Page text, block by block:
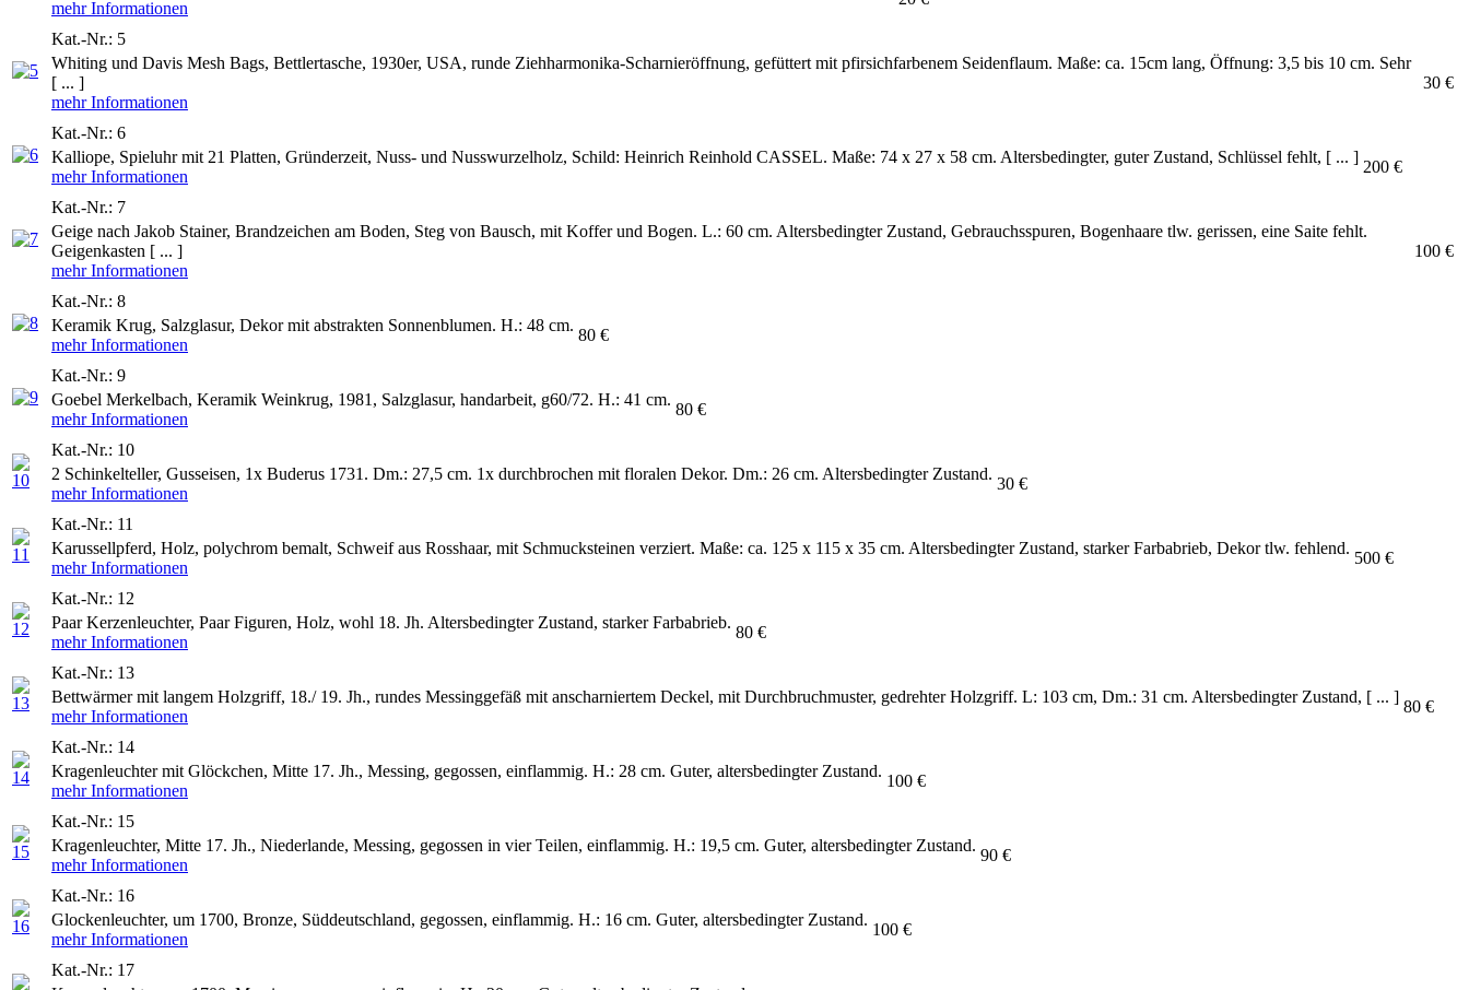
mehr Informationen
Kat.-Nr.: 5
Whiting und Davis Mesh Bags, Bettlertasche, 1930er, USA, runde Ziehharmonika-Scharnieröffnung, gefüttert mit pfirsichfarbenem Seidenflaum. Maße: ca. 15cm lang, Öffnung: 3,5 bis 10 cm. Sehr
[ ... ]
mehr Informationen
30 €
Kat.-Nr.: 6
Kalliope, Spieluhr mit 21 Platten, Gründerzeit, Nuss- und Nusswurzelholz, Schild: Heinrich Reinhold CASSEL. Maße: 74 x 27 x 58 cm. Altersbedingter, guter Zustand, Schlüssel fehlt, [ ... ]
mehr Informationen
200 €
Kat.-Nr.: 7
Geige nach Jakob Stainer, Brandzeichen am Boden, Steg von Bausch, mit Koffer und Bogen. L.: 60 cm. Altersbedingter Zustand, Gebrauchsspuren, Bogenhaare tlw. gerissen, eine Saite fehlt.
Geigenkasten [ ... ]
mehr Informationen
100 €
Kat.-Nr.: 8
Keramik Krug, Salzglasur, Dekor mit abstrakten Sonnenblumen. H.: 48 cm.
mehr Informationen
80 €
Kat.-Nr.: 9
Goebel Merkelbach, Keramik Weinkrug, 1981, Salzglasur, handarbeit, g60/72. H.: 41 cm.
mehr Informationen
80 €
Kat.-Nr.: 10
2 Schinkelteller, Gusseisen, 1x Buderus 1731. Dm.: 27,5 cm. 1x durchbrochen mit floralen Dekor. Dm.: 26 cm. Altersbedingter Zustand.
mehr Informationen
30 €
Kat.-Nr.: 11
Karussellpferd, Holz, polychrom bemalt, Schweif aus Rosshaar, mit Schmucksteinen verziert. Maße: ca. 125 x 115 x 35 cm. Altersbedingter Zustand, starker Farbabrieb, Dekor tlw. fehlend.
mehr Informationen
500 €
Kat.-Nr.: 12
Paar Kerzenleuchter, Paar Figuren, Holz, wohl 18. Jh. Altersbedingter Zustand, starker Farbabrieb.
mehr Informationen
80 €
Kat.-Nr.: 13
Bettwärmer mit langem Holzgriff, 18./ 19. Jh., rundes Messinggefäß mit anscharniertem Deckel, mit Durchbruchmuster, gedrehter Holzgriff. L: 103 cm, Dm.: 31 cm. Altersbedingter Zustand, [ ... ]
mehr Informationen
80 €
Kat.-Nr.: 14
Kragenleuchter mit Glöckchen, Mitte 17. Jh., Messing, gegossen, einflammig. H.: 28 cm. Guter, altersbedingter Zustand.
mehr Informationen
100 €
Kat.-Nr.: 15
Kragenleuchter, Mitte 17. Jh., Niederlande, Messing, gegossen in vier Teilen, einflammig. H.: 19,5 cm. Guter, altersbedingter Zustand.
mehr Informationen
90 €
Kat.-Nr.: 16
Glockenleuchter, um 1700, Bronze, Süddeutschland, gegossen, einflammig. H.: 16 cm. Guter, altersbedingter Zustand.
mehr Informationen
100 €
Kat.-Nr.: 17